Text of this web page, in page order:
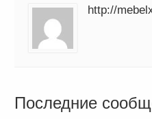
http://
Последние